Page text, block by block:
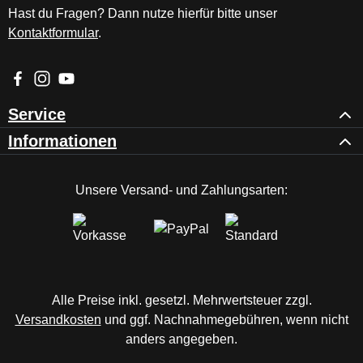
Hast du Fragen? Dann nutze hierfür bitte unser
Kontaktformular.
Besuche uns auf Facebook – öffnet in neuem Tab (externer
Schau auf Instagram vorbei – öffnet in neuem Tab
Sieh dir unsere Videos auf YouTube an – öffnet in
Service
Informationen
Unsere Versand- und Zahlungsarten:
Alle Preise inkl. gesetzl. Mehrwertsteuer zzgl.
Versandkosten und ggf. Nachnahmegebühren, wenn nicht
anders angegeben.